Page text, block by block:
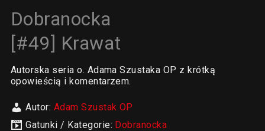
Dobranocka
[#49] Krawat
Autorska seria o. Adama Szustaka OP z krótką
opowieścią i komentarzem.
Autor: Adam Szustak OP
Gatunki / Kategorie: Dobranocka